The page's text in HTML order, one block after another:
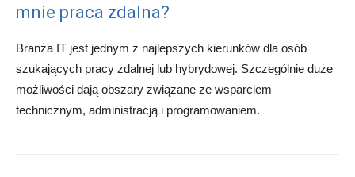
mnie praca zdalna?
Branża IT jest jednym z najlepszych kierunków dla osób
szukających pracy zdalnej lub hybrydowej. Szczególnie duże
możliwości dają obszary związane ze wsparciem
technicznym, administracją i programowaniem.